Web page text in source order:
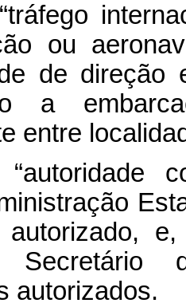
ou
de direção
a
entre
autorizado,
Secretário
autorizados.